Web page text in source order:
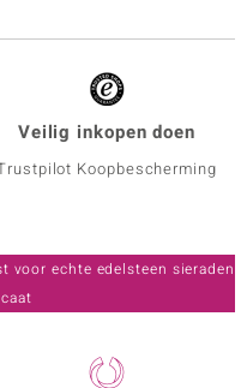
Veilig inkopen doen
Koopbescherming
voor echte edelsteen sieraden